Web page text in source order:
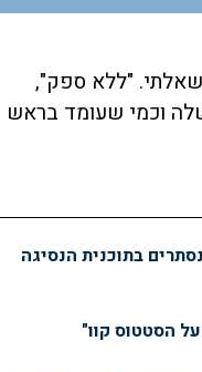
שאלתי. "ללא ספק",
וכמי שעומד בראש
בתוכנית הנסיגה
הסטטוס קוו"